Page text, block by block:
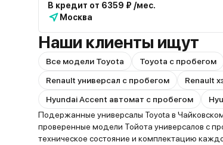
В кредит от 6359 ₽ /мес.
Москва
Наши клиенты ищут
Все модели Toyota Toyota с пробегом
Renault универсал с пробегом
Renault
Hyundai Accent автомат с пробегом
Подержанные универсалы Toyota в
проверенные модели Тойота универсалов с
техническое состояние и комплектацию